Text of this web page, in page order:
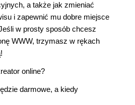
a także jak zmieniać
i zapewnić mu dobre miejsce
w prosty sposób chcesz
WWW, trzymasz w rękach
online?
darmowe, a kiedy